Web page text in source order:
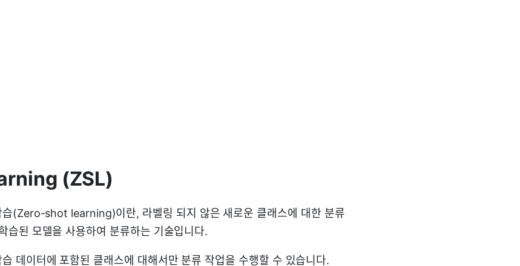
(ZSL)
습(Zero-shot learning)이란, 라벨링 되지 않은 새로운 클래스에 대한 분류
습된 모델을 사용하여 분류하는 기술입니다.
데이터에 포함된 클래스에 대해서만 분류 작업을 수행할 수 있습니다.